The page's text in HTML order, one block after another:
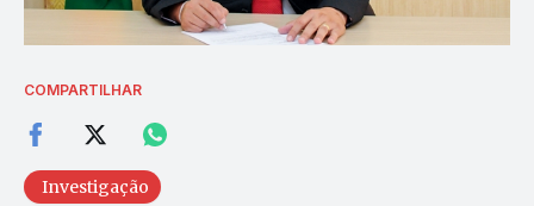
COMPARTILHAR
Investigação